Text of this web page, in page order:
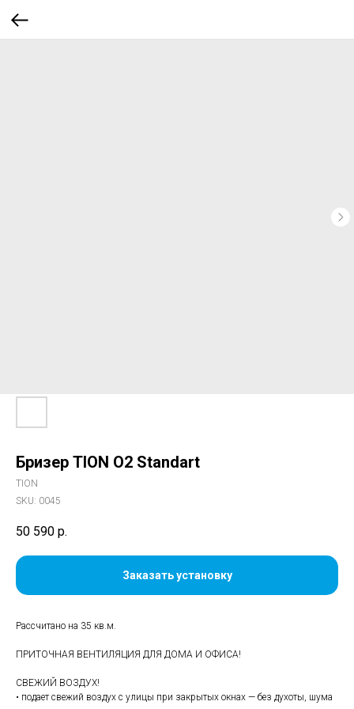
Бризер TION O2 Standart
TION
SKU: 0045
50 590 р.
Заказать установку
Рассчитано на 35 кв.м.
ПРИТОЧНАЯ ВЕНТИЛЯЦИЯ ДЛЯ ДОМА И ОФИСА!
СВЕЖИЙ ВОЗДУХ!
• подает свежий воздух с улицы при закрытых окнах — без духоты, шума